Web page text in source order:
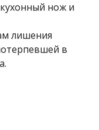
нож и
лишения
в